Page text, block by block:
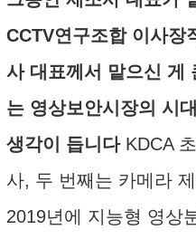
CCTV연구조합 이사장
사 대표께서 맡으신 게
는 영상보안시장의 시
생각이 듭니다KDCA
사, 두 번째는 카메라
2019년에 지능형 영상